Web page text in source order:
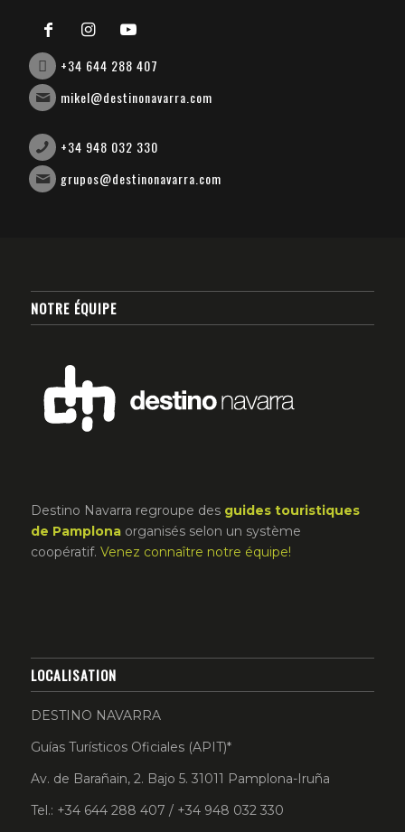
+34 644 288 407
mikel@destinonavarra.com
+34 948 032 330
grupos@destinonavarra.com
NOTRE ÉQUIPE
Destino Navarra regroupe des guides touristiques
de Pamplonaorganisés selon un système
coopératif. Venez connaître notre équipe!
LOCALISATION
DESTINO NAVARRA
Guías Turísticos Oficiales (APIT)*
Av. de Barañain, 2. Bajo 5. 31011 Pamplona-Iruña
Tel.: +34 644 288 407 / +34 948 032 330